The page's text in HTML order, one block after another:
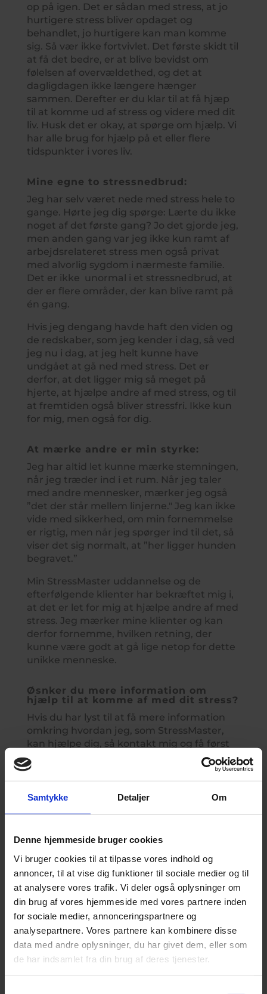
Samtykke Detaljer Om
Denne hjemmeside bruger cookies
Vi bruger cookies til at tilpasse vores indhold og
annoncer, til at vise dig funktioner til sociale medier og til
at analysere vores trafik. Vi deler også oplysninger om
din brug af vores hjemmeside med vores partnere inden
for sociale medier, annonceringspartnere og
analysepartnere. Vores partnere kan kombinere disse
data med andre oplysninger, du har givet dem, eller som
de har indsamlet fra din brug af deres tjenester.
op på igen. Det er sådan med stress, at jo
hurtigere stress bliver opdaget og
behandlet, jo hurtigere kan man komme
sig. Så vær ikke fortvivlet. Det første skidt til
at få det bedre, er at blive bevidst om
følelsen af overvældethed, og det at
dagligdagen ikke længere hænger
sammen. Derefter er du klar til at få hjæp
til at komme ud af stress og videre med dit
liv. Husk det er okay, at spørge om hjælp. Vi
har alle brug for hjælp på et eller flere
tidspunkter i vores liv.
Mine egne to stressnedbrud:
Jeg har selv været nede med stress hele to
gange. Hørte jeg dig spørge: Lærte du ikke
noget af det første gang? Jo det gjorde jeg,
men anden gang var jeg ikke kun ramt af
arbejdsrelateret stress men også privat
med alvorlig sygdom i nærmeste familie.
Det er ikke unormal i et stressnedbrud, at
der er flere områder, der kan blive ramt på
én gang.
Hvis jeg dengang havde haft den viden og
de redskaber, som jeg kender i dag, så ved
jeg nu i dag, at jeg helt kunne have
undgået at gå ned med stress. Det er
derfor, at det ligger mig så meget på
hjerte, at hjælpe andre af med stress, og til
at fremtiden også bliver stressfri. Ikke kun
for mig, men også for dig.
At mærke andre er min styrke:
Jeg har altid let kunne mærke stemningen,
når jeg træder ind i et rum. Når jeg taler
med andre mennesker, mærker jeg også
”det der står mellem linjerne." Jeg kan ikke
vide med sikkerhed, om min fornemmelse
er rigtig, men når jeg spørger ind til det, så
viser det sig normalt, at ”her ligger hunden
begravet.”
Min StressMaster uddannelse og de
efterfølgende klienter har bekræftet mig i,
at det er let for mig at hjælpe andre af med
stress. Jeg mærker mine klienter og kan
derfor fornemme, hvilken retning, der
kunne være godt at gå lige netop for dette
unikke menneske.
Øsnker du mere information om
hjælp til at komme af med dit stress?
Hvis du har lyst til at få mere information
omkring hvordan jeg, som StressMaster,
kan hjælpe dig, så kontakt mig og få først
en uforpligtende telefonsamtale, hvor vi
sammen finder ud af, hvad der er bedst for
dig. Denne første telefonsamtale er ganske
gratis for dig.
Har du brug for hjælp, så venter jeg på at
stress.
Bedste hilsner,
Janne Frøstrup Knudsen
StressMaster & NLP Terapeut
Ejer & founder af Esperanto Mind